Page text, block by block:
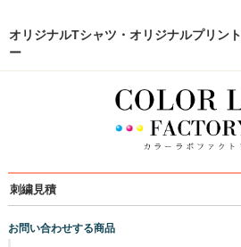
オリジナルTシャツ・オリジナルプリン
ー
刺繍見積
お問い合わせする商品